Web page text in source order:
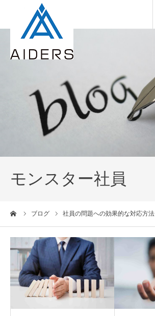
モンスター社員
ブログ 社員の問題への効果的な対応方法